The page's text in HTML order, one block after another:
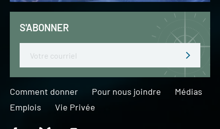
S'ABONNER
Comment donner Pour nous joindre
Médias
Emplois
Vie Privée